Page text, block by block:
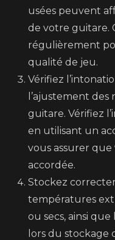
usées peuvent
de votre guitare.
régulièrement
qualité de jeu.
Vérifiez
l’ajustement
guitare. Vérifiez
en utilisant un
vous assurer
accordée.
Stockez
températures
ou secs, ainsi que
lors du stockage